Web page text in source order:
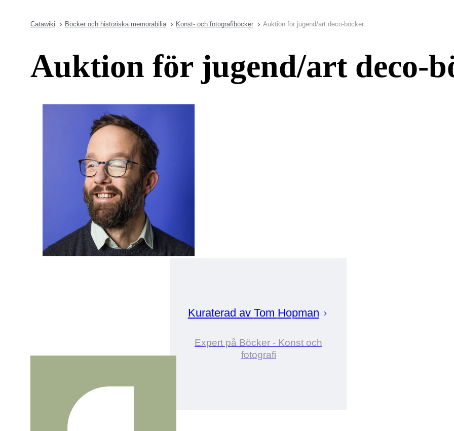
Catawiki Böcker och historiska memorabilia Konst- och fotografiböcker Auktion för jugend/art deco-böcker
Auktion för jugend/art deco-
Kuraterad av Tom Hopman
Expert på Böcker - Konst och
fotografi